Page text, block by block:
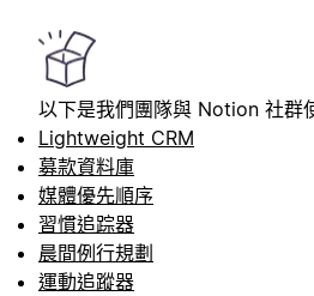
以下是我們團隊與 Notion 社群
Lightweight CRM
募款資料庫
媒體優先順序
習慣追踪器
晨間例行規劃
運動追蹤器